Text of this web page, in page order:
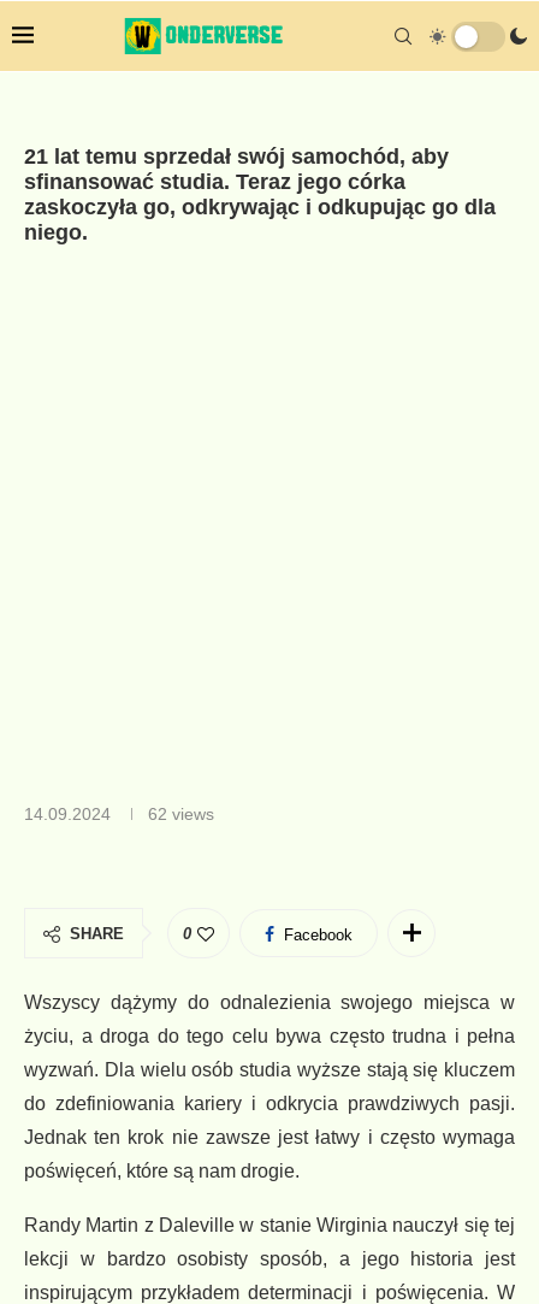
21 lat temu sprzedał swój samochód, aby
sfinansować studia. Teraz jego córka
zaskoczyła go, odkrywając i odkupując go dla
niego.
14.09.2024 62 views
SHARE 0 Facebook
Wszyscy dążymy do odnalezienia swojego miejsca w
życiu, a droga do tego celu bywa często trudna i pełna
wyzwań. Dla wielu osób studia wyższe stają się kluczem
do zdefiniowania kariery i odkrycia prawdziwych pasji.
Jednak ten krok nie zawsze jest łatwy i często wymaga
poświęceń, które są nam drogie.
Randy Martin z Daleville w stanie Wirginia nauczył się tej
lekcji w bardzo osobisty sposób, a jego historia jest
inspirującym przykładem determinacji i poświęcenia. W